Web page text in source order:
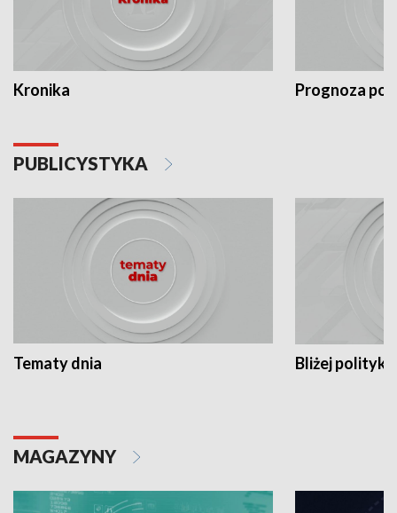
Kronika Prognoza
PUBLICYSTYKA
Tematy dnia Bliżej polityki
MAGAZYNY